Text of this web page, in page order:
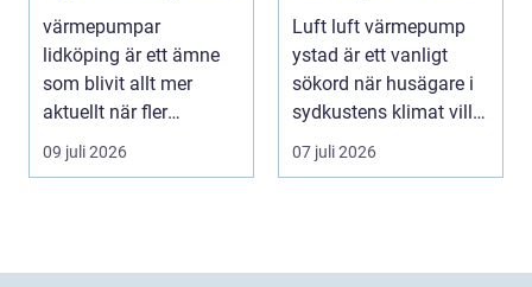
hus och fastigheter
värmepumpar
lidköping är ett ämne
som blivit allt mer
aktuellt när fler
fastighetsägare vill
kombine...
09 juli 2026
behagligt
inomhusklimat
Året om
Luft luft värmepump
ystad är ett vanligt
sökord när husägare i
sydkustens klimat vill
hitta ett smar...
07 juli 2026